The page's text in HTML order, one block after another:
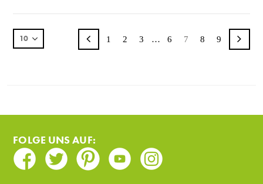
1 2 3 … 6 7 8 9
FOLGE UNS AUF:
Facebook
TwitterPinterestYoutubeInstagram